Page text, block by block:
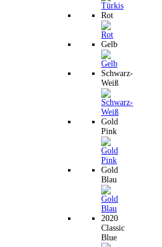
Rot
Gelb
Schwarz-
Weiß
Gold
Pink
Gold
Blau
2020
Classic
Blue